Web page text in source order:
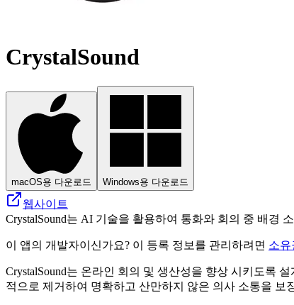
CrystalSound
macOS용 다운로드 Windows용 다운로드
웹사이트
CrystalSound는 AI 기술을 활용하여 통화와 회의 중 배경
이 앱의 개발자이신가요? 이 등록 정보를 관리하려면 소유
CrystalSound는 온라인 회의 및 생산성을 향상 시키도록
적으로 제거하여 명확하고 산만하지 않은 의사 소통을